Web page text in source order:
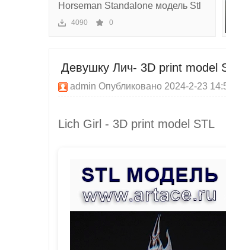
Horseman Standalone модель Stl
д
4090 0
Девушку Лич- 3D print model
admin Опубликовано 2024-2-23
Lich Girl - 3D print model STL